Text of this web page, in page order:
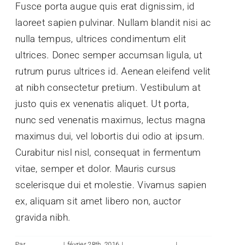
Fusce porta augue quis erat dignissim, id
laoreet sapien pulvinar. Nullam blandit nisi ac
nulla tempus, ultrices condimentum elit
ultrices. Donec semper accumsan ligula, ut
rutrum purus ultrices id. Aenean eleifend velit
at nibh consectetur pretium. Vestibulum at
justo quis ex venenatis aliquet. Ut porta,
nunc sed venenatis maximus, lectus magna
maximus dui, vel lobortis dui odio at ipsum.
Curabitur nisl nisl, consequat in fermentum
vitae, semper et dolor. Mauris cursus
scelerisque dui et molestie. Vivamus sapien
ex, aliquam sit amet libero non, auctor
gravida nibh.